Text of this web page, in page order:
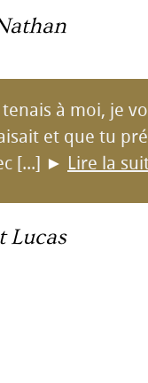
à moi, je
et que tu
[...] ► Lire la
Lucas